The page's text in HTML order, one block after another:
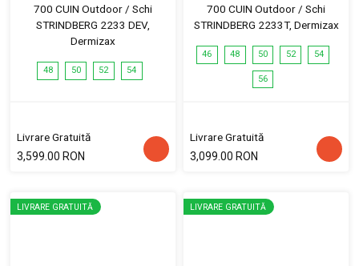
700 CUIN Outdoor / Schi
STRINDBERG 2233 DEV,
Dermizax
48 50 52 54
Livrare Gratuită
3,599.00 RON
700 CUIN Outdoor / Schi
STRINDBERG 2233T, Dermizax
46 48 50 52 54
56
Livrare Gratuită
3,099.00 RON
LIVRARE GRATUITĂ LIVRARE GRATUITĂ